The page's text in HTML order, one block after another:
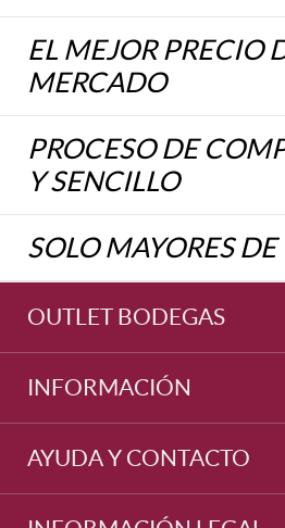
EL MEJOR PRECIO
MERCADO
PROCESO DE
Y SENCILLO
SOLO MAYORES
OUTLET BODEGAS
INFORMACIÓN
AYUDA Y CONTACTO